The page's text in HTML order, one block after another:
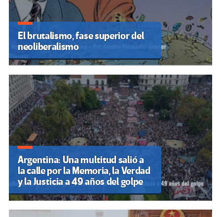
El brutalismo, fase superior del
neoliberalismo
Argentina: Una multitud salió a
la calle por la Memoria, la Verdad
y la Justicia a 49 años del golpe